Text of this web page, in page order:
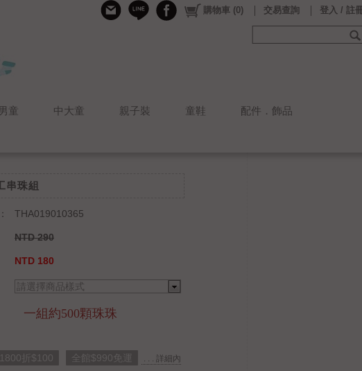
男童 中大童 親子裝 童鞋 配件．飾品
購物車 (0) 交易查詢 登入 / 註
串珠組
THA019010365
NTD 290
NTD 180
請選擇商品樣式
一組約500顆珠珠
折$100 全館$990免運
. . . 詳細內